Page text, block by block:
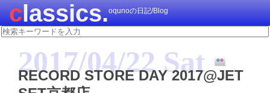
classics.oqunoの日記/Blog
2017/04/22 Sat
RECORD STORE DAY 2017@JET